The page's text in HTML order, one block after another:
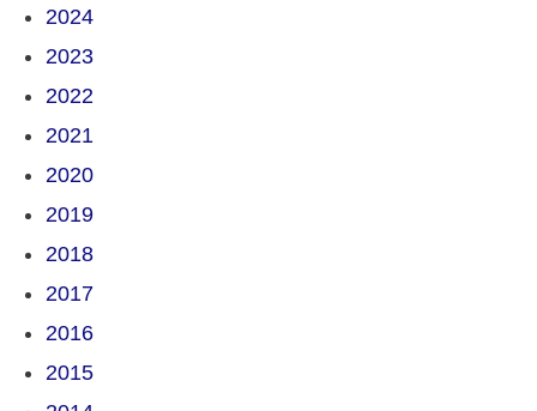
2024
2023
2022
2021
2020
2019
2018
2017
2016
2015